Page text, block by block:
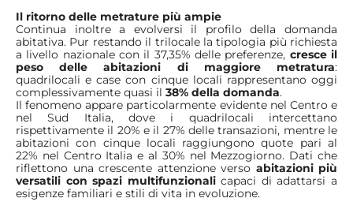
Il ritorno delle metrature più ampie
Continua inoltre a evolversi il profilo della domanda
abitativa. Pur restando il trilocale la tipologia più richiesta
a livello nazionale con il 37,35% delle preferenze, cresce il
peso delle abitazioni di maggiore metratura:
quadrilocali e case con cinque locali rappresentano oggi
complessivamente quasi il 38% della domanda.
Il fenomeno appare particolarmente evidente nel Centro e
nel Sud Italia, dove i quadrilocali intercettano
rispettivamente il 20% e il 27% delle transazioni, mentre le
abitazioni con cinque locali raggiungono quote pari al
22% nel Centro Italia e al 30% nel Mezzogiorno. Dati che
riflettono una crescente attenzione verso abitazioni più
versatili con spazi multifunzionalicapaci di adattarsi a
esigenze familiari e stili di vita in evoluzione.